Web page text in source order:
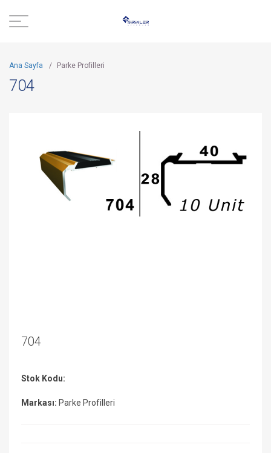
Ana Sayfa / Parke Profilleri
704
704
Stok Kodu:
Markası: Parke Profilleri